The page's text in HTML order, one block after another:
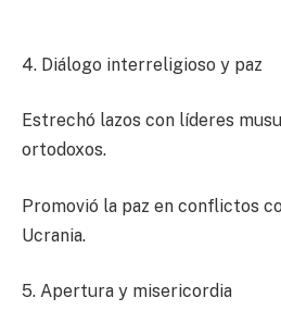
4. Diálogo interreligioso y paz
Estrechó lazos con líderes
ortodoxos.
Promovió la paz en conflictos
Ucrania.
5. Apertura y misericordia